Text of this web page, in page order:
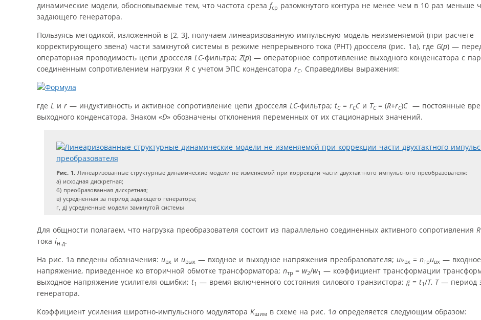
динамические модели, обосновываемые тем, что частота среза fср разомкнутого контура не менее чем в 10 раз меньше
задающего генератора.
Пользуясь методикой, изложенной в [2, 3], получаем линеаризованную импульсную модель неизменяемой (при расчете
корректирующего звена) части замкнутой системы в режиме непрерывного тока (РНТ) дросселя (рис. 1а), где G(p) —
операторная проводимость цепи дросселя LC-фильтра; Z(p) — операторное сопротивление выходного конденсатора с
соединенным сопротивлением нагрузки R с учетом ЭПС конденсатора rC. Справедливы выражения:
где L и r — индуктивность и активное сопротивление цепи дросселя LC-фильтра; tС= rСCи TС = (R+rС)C— постоянные
выходного конденсатора. Знаком «D» обозначены отклонения переменных от их стационарных значений.
Рис. 1.Линеаризованные структурные динамические модели не изменяемой при коррекции части двухтактного импульсного преобразователя:
а) исходная дискретная;
б) преобразованная дискретная;
в) усредненная за период задающего генератора;
г, д) усредненные модели замкнутой системы
Для общности полагаем, что нагрузка преобразователя состоит из параллельно соединенных активного сопротивления R
тока iн.д.
На рис. 1а введены обозначения: uвх и uвых — входное и выходное напряжения преобразователя; u»вх = nтрuвх — входное
напряжение, приведенное ко вторичной обмотке трансформатора; nтр = w2/w1 — коэффициент трансформации
выходное напряжение усилителя ошибки; t1 — время включенного состояния силового транзистора;g= t1/T, T— период
генератора.
Коэффициент усиления широтно-импульсного модулятора Kшим в схеме на рис. 1а определяется следующим образом: